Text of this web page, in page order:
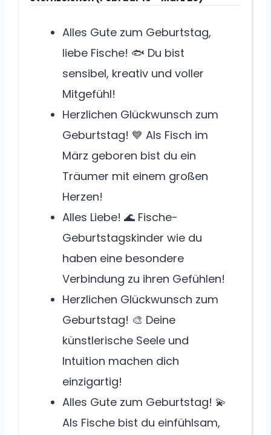
Alles Gute zum Geburtstag,
liebe Fische! 🐟 Du bist
sensibel, kreativ und voller
Mitgefühl!
Herzlichen Glückwunsch zum
Geburtstag! 💙 Als Fisch im
März geboren bist du ein
Träumer mit einem großen
Herzen!
Alles Liebe! 🌊 Fische-
Geburtstagskinder wie du
haben eine besondere
Verbindung zu ihren Gefühlen!
Herzlichen Glückwunsch zum
Geburtstag! 🎨 Deine
künstlerische Seele und
Intuition machen dich
einzigartig!
Alles Gute zum Geburtstag! 💫
Als Fische bist du einfühlsam,